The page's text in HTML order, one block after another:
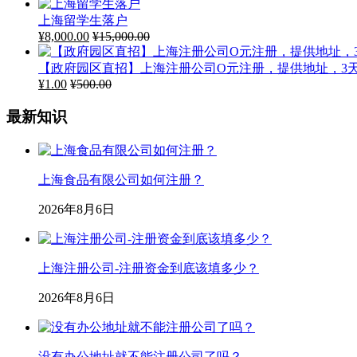
上海留学生落户
¥8,000.00 ¥15,000.00
【政府园区直招】上海注册公司O元注册，提供地址，3
¥1.00 ¥500.00
最新知识
上海食品有限公司如何注册？
2026年8月6日
上海注册公司-注册资金到底该填多少？
2026年8月6日